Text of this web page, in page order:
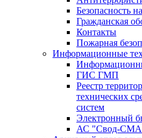
Безопасность
Гражданская
Контакты
Пожарная
Информационные
ГИС ГМП
Реестр
технических
систем
Электронный
АС "Свод-